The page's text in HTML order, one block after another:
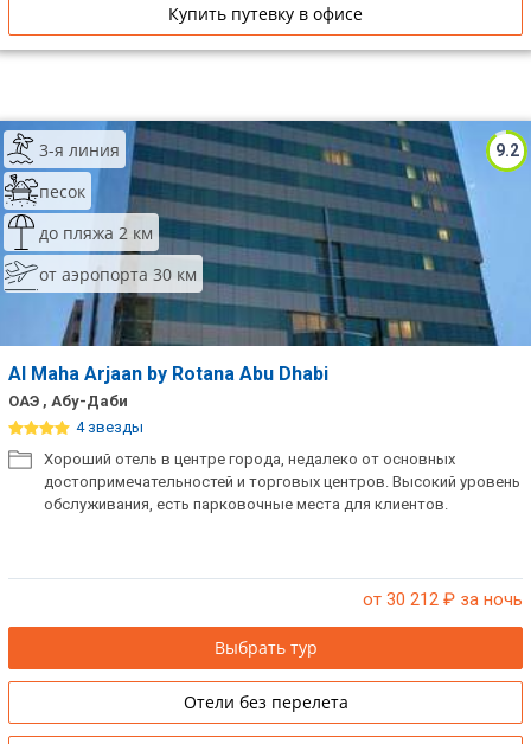
Купить путевку в офисе
9.2
3-я линия
песок
до пляжа 2 км
от аэропорта 30 км
Al Maha Arjaan by Rotana Abu Dhabi
ОАЭ , Абу-Даби
4 звезды
Хороший отель в центре города, недалеко от основных
достопримечательностей и торговых центров. Высокий уровень
обслуживания, есть парковочные места для клиентов.
от 30 212 ₽ за ночь
Выбрать тур
Отели без перелета